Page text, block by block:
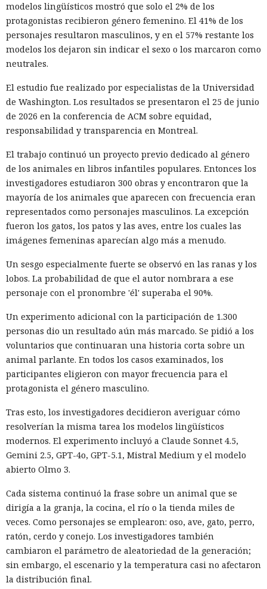
modelos lingüísticos mostró que solo el 2% de los
protagonistas recibieron género femenino. El 41% de los
personajes resultaron masculinos, y en el 57% restante los
modelos los dejaron sin indicar el sexo o los marcaron como
neutrales.
El estudio fue realizado por especialistas de la Universidad
de Washington. Los resultados se presentaron el 25 de junio
de 2026 en la conferencia de ACM sobre equidad,
responsabilidad y transparencia en Montreal.
El trabajo continuó un proyecto previo dedicado al género
de los animales en libros infantiles populares. Entonces los
investigadores estudiaron 300 obras y encontraron que la
mayoría de los animales que aparecen con frecuencia eran
representados como personajes masculinos. La excepción
fueron los gatos, los patos y las aves, entre los cuales las
imágenes femeninas aparecían algo más a menudo.
Un sesgo especialmente fuerte se observó en las ranas y los
lobos. La probabilidad de que el autor nombrara a ese
personaje con el pronombre 'él' superaba el 90%.
Un experimento adicional con la participación de 1.300
personas dio un resultado aún más marcado. Se pidió a los
voluntarios que continuaran una historia corta sobre un
animal parlante. En todos los casos examinados, los
participantes eligieron con mayor frecuencia para el
protagonista el género masculino.
Tras esto, los investigadores decidieron averiguar cómo
resolverían la misma tarea los modelos lingüísticos
modernos. El experimento incluyó a Claude Sonnet 4.5,
Gemini 2.5, GPT-4o, GPT-5.1, Mistral Medium y el modelo
abierto Olmo 3.
Cada sistema continuó la frase sobre un animal que se
dirigía a la granja, la cocina, el río o la tienda miles de
veces. Como personajes se emplearon: oso, ave, gato, perro,
ratón, cerdo y conejo. Los investigadores también
cambiaron el parámetro de aleatoriedad de la generación;
sin embargo, el escenario y la temperatura casi no afectaron
la distribución final.